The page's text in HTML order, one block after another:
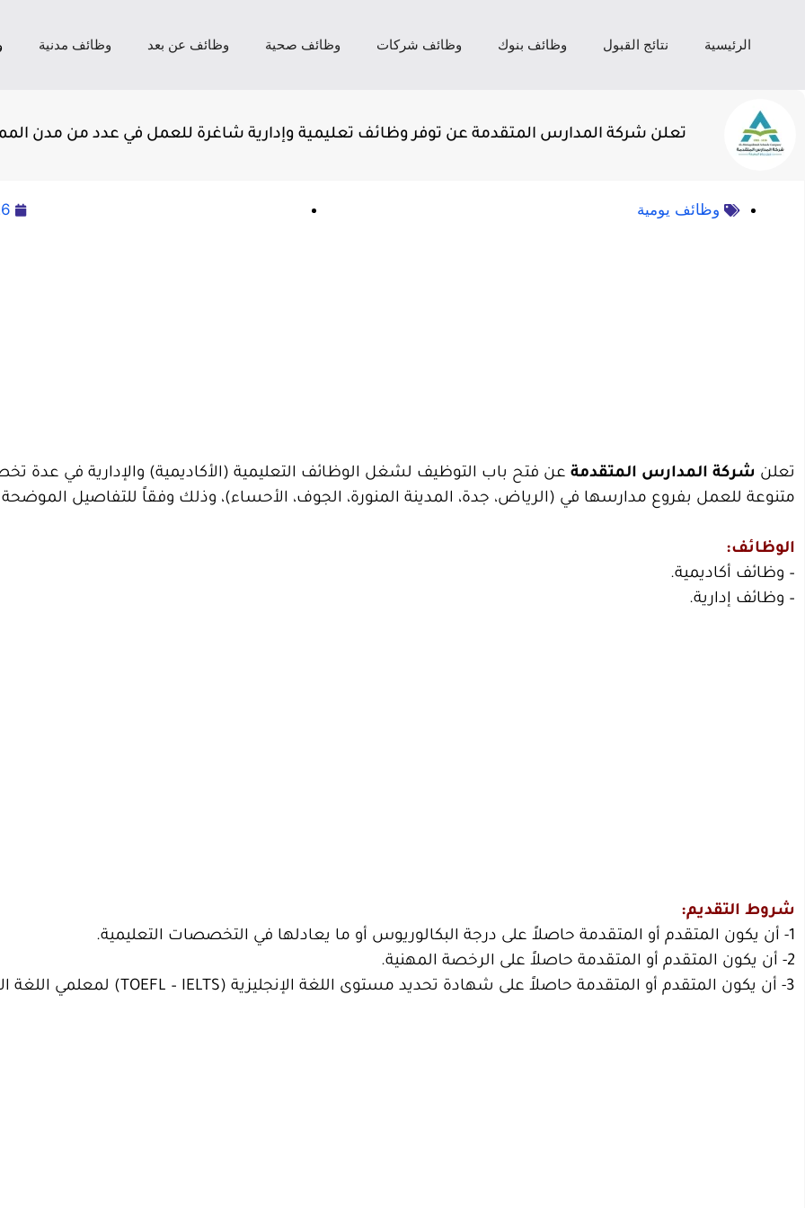
الرئيسية نتائج القبول وظائف بنوك وظائف شركات وظائف صحية وظائف عن بعد وظائف مدنية
تعلن شركة المدارس المتقدمة عن توفر وظائف تعليمية وإدارية شاغرة للعمل في عدد من مدن
وظائف يومية
تعلن شركة المدارس المتقدمة عن فتح باب التوظيف لشغل الوظائف التعليمية (الأكاديمية) والإدارية في عدة
متنوعة للعمل بفروع مدارسها في (الرياض، جدة، المدينة المنورة، الجوف، الأحساء)، وذلك وفقاً للتفاصيل الموضحة
الوظائف:
– وظائف أكاديمية.
– وظائف إدارية.
شروط التقديم:
1- أن يكون المتقدم أو المتقدمة حاصلاً على درجة البكالوريوس أو ما يعادلها في التخصصات التعليمية.
2- أن يكون المتقدم أو المتقدمة حاصلاً على الرخصة المهنية.
3- أن يكون المتقدم أو المتقدمة حاصلاً على شهادة تحديد مستوى اللغة الإنجليزية (TOEFL – IELTS) لمعلمي اللغة الإنجليزية.